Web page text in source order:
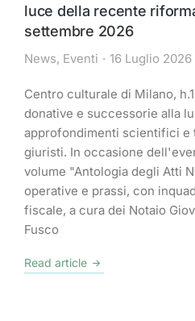
luce della recente
settembre 2026
News, Eventi 16 Luglio 2026
Centro culturale di Milano,
donative e successorie alla
approfondimenti scientifici e
giuristi. In occasione
volume "Antologia degli Atti
operative e prassi, con
fiscale, a cura dei Notaio
Fusco
Read article